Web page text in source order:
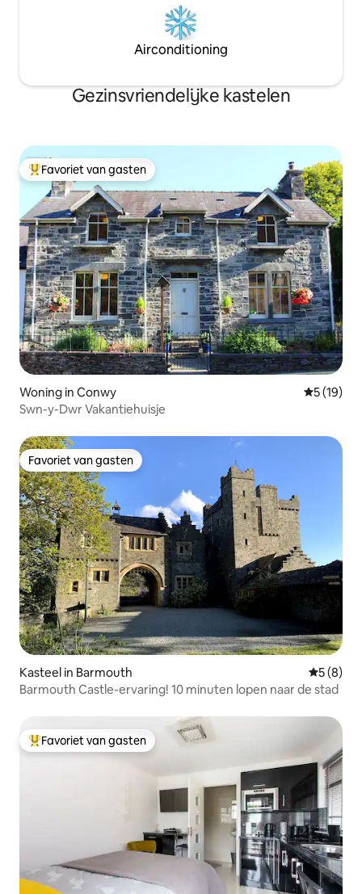
Airconditioning
Gezinsvriendelijke kastelen
Topfavoriet van gasten
Favoriet van gasten
Woning in Conwy
5 (19)
Swn-y-Dwr Vakantiehuisje
Favoriet van gasten
Favoriet van gasten
Kasteel in Barmouth
5 (8)
Barmouth Castle-ervaring! 10 minuten lopen naar de stad
Topfavoriet van gasten
Favoriet van gasten